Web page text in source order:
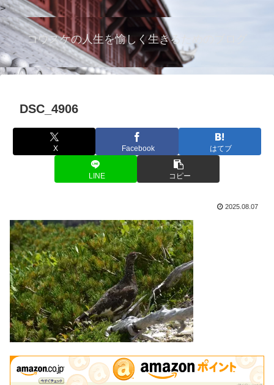
>
コウスケの人生を愉しく生きるためのブログ
DSC_4906
X Facebook はてブ
LINE コピー
2025.08.07